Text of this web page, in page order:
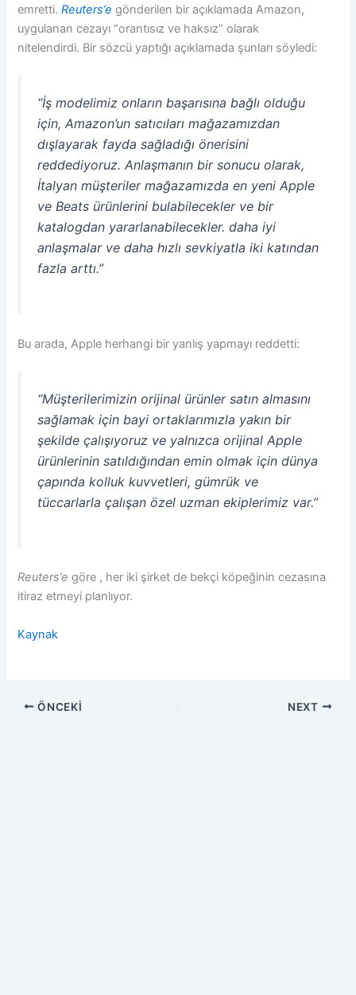
emretti.Reuters’e gönderilen bir açıklamada Amazon,
uygulanan cezayı “orantısız ve haksız” olarak
nitelendirdi. Bir sözcü yaptığı açıklamada şunları söyledi:
“İş modelimiz onların başarısına bağlı olduğu
için, Amazon’un satıcıları mağazamızdan
dışlayarak fayda sağladığı önerisini
reddediyoruz. Anlaşmanın bir sonucu olarak,
İtalyan müşteriler mağazamızda en yeni Apple
ve Beats ürünlerini bulabilecekler ve bir
katalogdan yararlanabilecekler. daha iyi
anlaşmalar ve daha hızlı sevkiyatla iki katından
fazla arttı.”
Bu arada, Apple herhangi bir yanlış yapmayı reddetti:
“Müşterilerimizin orijinal ürünler satın almasını
sağlamak için bayi ortaklarımızla yakın bir
şekilde çalışıyoruz ve yalnızca orijinal Apple
ürünlerinin satıldığından emin olmak için dünya
çapında kolluk kuvvetleri, gümrük ve
tüccarlarla çalışan özel uzman ekiplerimiz var.”
Reuters’e göre , her iki şirket de bekçi köpeğinin cezasına
itiraz etmeyi planlıyor.
Kaynak
ÖNCEKI NEXT